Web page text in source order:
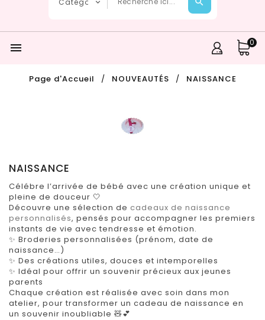
 0
Page d'Accueil NOUVEAUTÉS NAISSANCE
NAISSANCE
Célébre l’arrivée de bébé avec une création unique et
pleine de douceur 🤍
Découvre une sélection de cadeaux de naissance
personnalisés, pensés pour accompagner les premiers
instants de vie avec tendresse et émotion.
✨ Broderies personnalisées (prénom, date de
naissance…)
✨ Des créations utiles, douces et intemporelles
✨ Idéal pour offrir un souvenir précieux aux jeunes
parents
Chaque création est réalisée avec soin dans mon
atelier, pour transformer un cadeau de naissance en
un souvenir inoubliable 🧸💕